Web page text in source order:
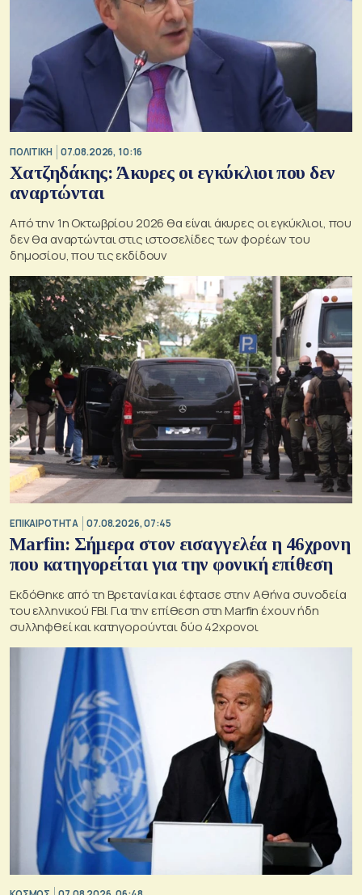
ΠΟΛΙΤΙΚΗ 07.08.2026, 10:16
Χατζηδάκης: Άκυρες οι εγκύκλιοι που δεν
αναρτώνται
Από την 1η Οκτωβρίου 2026 θα είναι άκυρες οι εγκύκλιοι, που
δεν θα αναρτώνται στις ιστοσελίδες των φορέων του
δημοσίου, που τις εκδίδουν
ΕΠΙΚΑΙΡΟΤΗΤΑ 07.08.2026, 07:45
Marfin: Σήμερα στον εισαγγελέα η 46χρονη
που κατηγορείται για την φονική επίθεση
Εκδόθηκε από τη Βρετανία και έφτασε στην Αθήνα συνοδεία
του ελληνικού FBI. Για την επίθεση στη Marfin έχουν ήδη
συλληφθεί και κατηγορούνται δύο 42χρονοι